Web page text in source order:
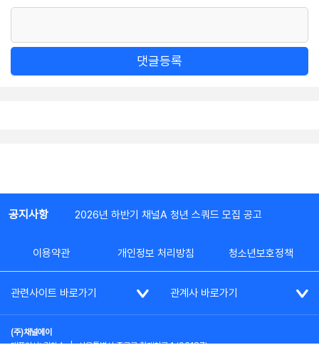
댓글등록
공지사항 2026년 하반기 채널A 청년 스쿼드 모집 공고
이용약관 개인정보 처리방침 청소년보호정책
관련사이트 바로가기 관계사 바로가기
(주)채널에이